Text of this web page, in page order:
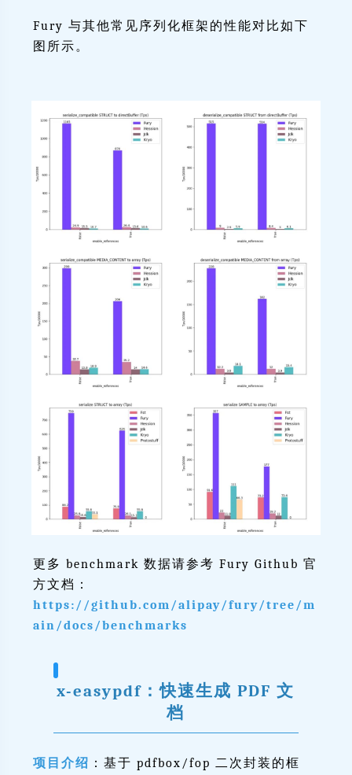
Fury 与其他常见序列化框架的性能对比如下
图所示。
更多 benchmark 数据请参考 Fury Github 官
方文档：
https://github.com/alipay/fury/tree/m
ain/docs/benchmarks
x-easypdf：快速生成 PDF 文
档
项目介绍 ：基于 pdfbox/fop 二次封装的框